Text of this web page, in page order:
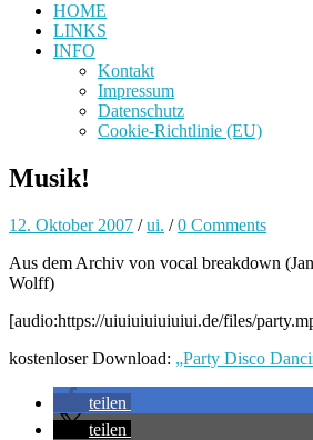
HOME
LINKS
INFO
Kontakt
Impressum
Datenschutz
Cookie-Richtlinie (EU)
Musik!
12. Oktober 2007 /ui. /0 Comments
Aus dem Archiv von vocal breakdown
Wolff)
[audio:https://uiuiuiuiuiuiui.de/files/
kostenloser Download: „Party Disco
teilen
teilen